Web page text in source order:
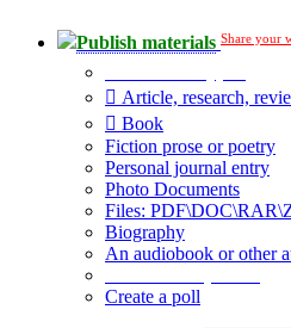
Publish materials Share your
Article, research,
Book
Fiction prose or poetry
Personal journal entry
Photo Documents
Files:
Biography
An audiobook or other
Create a poll